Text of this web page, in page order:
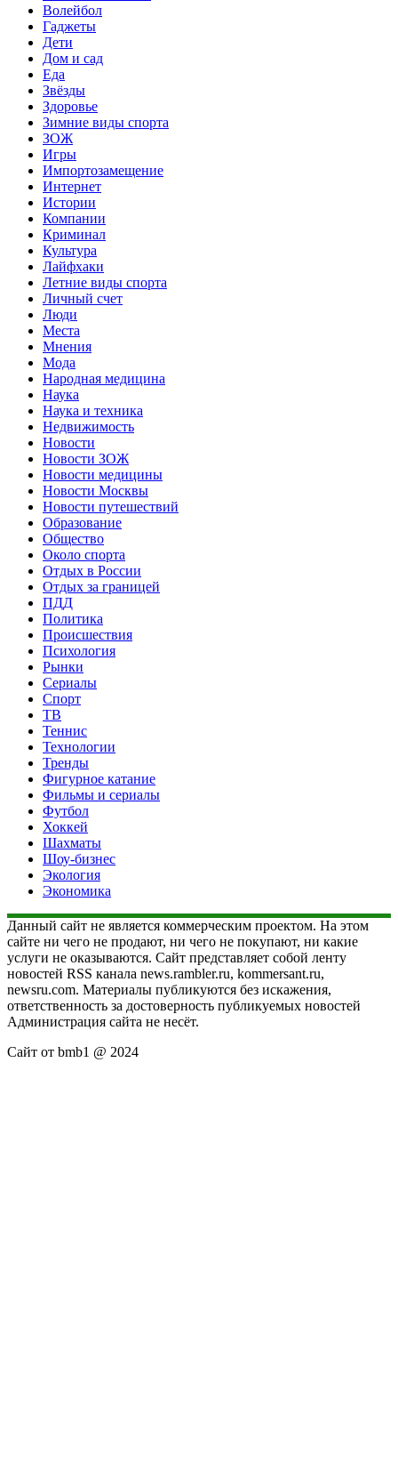
Волейбол
Гаджеты
Дети
Дом и сад
Еда
Звёзды
Здоровье
Зимние виды спорта
ЗОЖ
Игры
Импортозамещение
Интернет
Истории
Компании
Криминал
Культура
Лайфхаки
Летние виды спорта
Личный счет
Люди
Места
Мнения
Мода
Народная медицина
Наука
Наука и техника
Недвижимость
Новости
Новости ЗОЖ
Новости медицины
Новости Москвы
Новости путешествий
Образование
Общество
Около спорта
Отдых в России
Отдых за границей
ПДД
Политика
Происшествия
Психология
Рынки
Сериалы
Спорт
ТВ
Теннис
Технологии
Тренды
Фигурное катание
Фильмы и сериалы
Футбол
Хоккей
Шахматы
Шоу-бизнес
Экология
Экономика
Данный сайт не является коммерческим проектом. На этом
сайте ни чего не продают, ни чего не покупают, ни какие
услуги не оказываются. Сайт представляет собой ленту
новостей RSS канала news.rambler.ru, kommersant.ru,
newsru.com. Материалы публикуются без искажения,
ответственность за достоверность публикуемых новостей
Администрация сайта не несёт.
Сайт от bmb1 @ 2024